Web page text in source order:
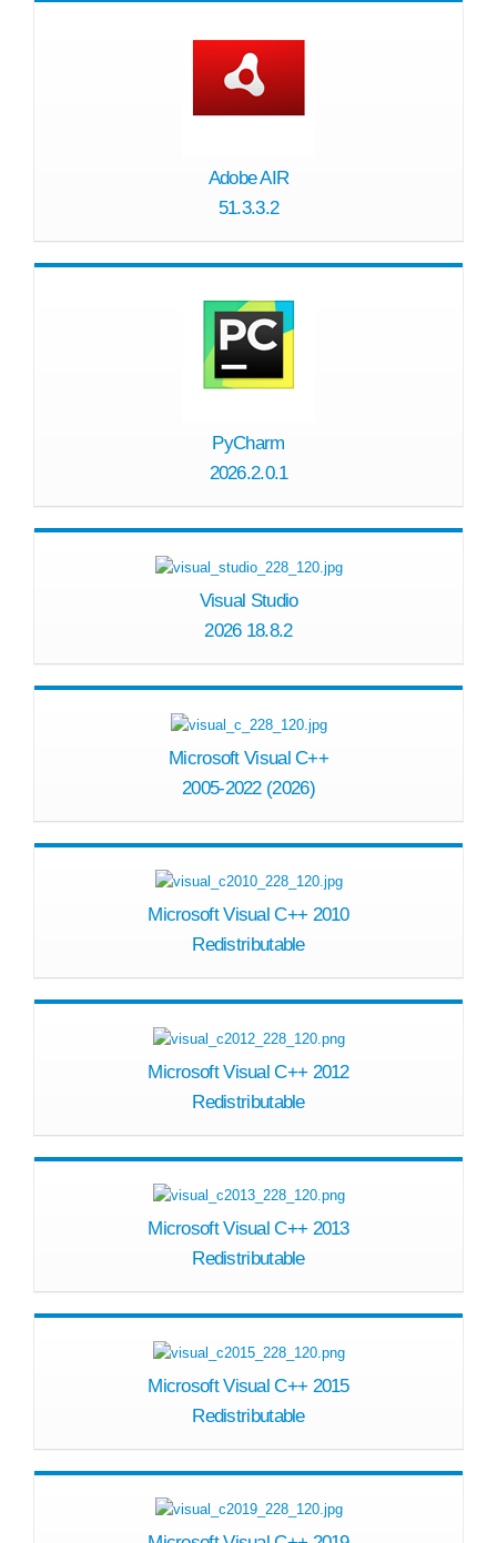
Adobe AIR
51.3.3.2
PyCharm
2026.2.0.1
Visual Studio
2026 18.8.2
Microsoft Visual C++
2005-2022 (2026)
Microsoft Visual C++ 2010
Redistributable
Microsoft Visual C++ 2012
Redistributable
Microsoft Visual C++ 2013
Redistributable
Microsoft Visual C++ 2015
Redistributable